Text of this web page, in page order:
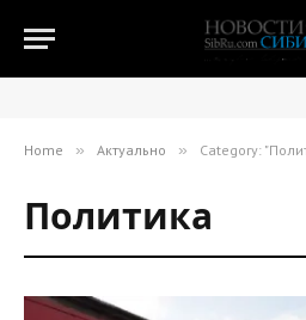
Home » Актуально » Category:
Политика